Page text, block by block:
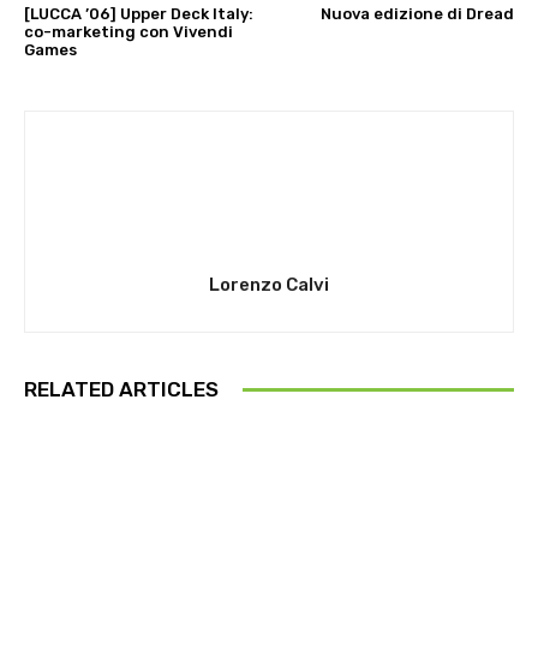
[LUCCA ’06] Upper Deck Italy:
co-marketing con Vivendi
Games
Nuova edizione di Dread
Lorenzo Calvi
RELATED ARTICLES